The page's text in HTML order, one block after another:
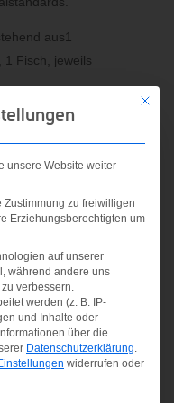
aus1
1 Fisch, jeweils
haben
zu Greifen
im
Die leuchtenden
im
von Schildkröt
im
Mit
unsere Website weiter
zu freiwilligen
Erziehungsberechtigten um
auf unserer
während andere uns
verbessern.
werden (z. B. IP-
und Inhalte oder
über die
Datenschutzerklärung.
widerrufen oder